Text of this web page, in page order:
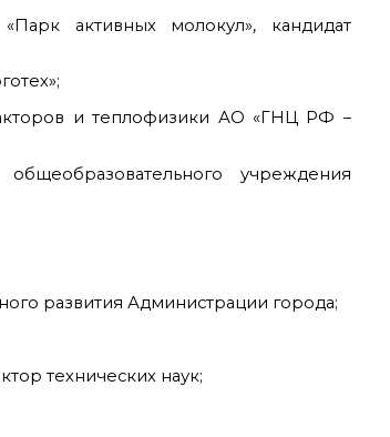
активных молокул», кандидат
и теплофизики АО «ГНЦ РФ –
учреждения
развития Администрации города;
технических наук;